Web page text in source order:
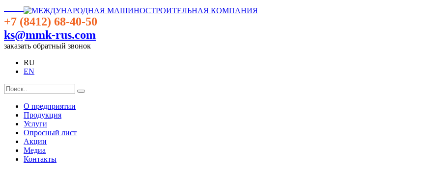
+7 (8412) 68-40-50
ks@mmk-rus.com
заказать обратный звонок
RU
EN
О предприятии
Продукция
Услуги
Опросный лист
Акции
Медиа
Контакты